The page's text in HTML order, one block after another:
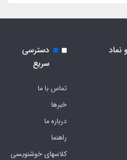
نماد
دسترسی
سریع
تماس با ما
خبرها
درباره ما
راهنما
کلاسهای خوشنویسی